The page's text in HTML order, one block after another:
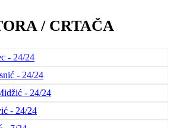
/ CRTAČA
- 24/24
- 24/24
- 24/24
- 24/24